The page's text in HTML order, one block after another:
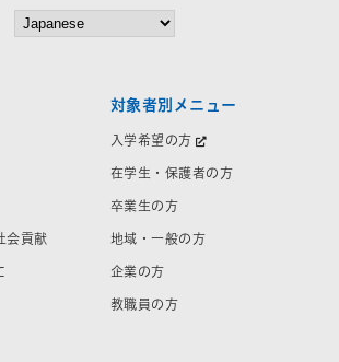
会貢献
対象者別メニュー
入学希望の方
在学生・保護者の方
卒業生の方
地域・一般の方
企業の方
教職員の方